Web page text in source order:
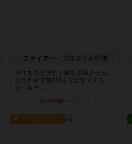
ファイアー・ブルズ / 火牛陣
火牛を引き連れて敵を殲滅させる。
縦か斜めで前2列まで攻撃できる
が、自分...
約14時間前
ルール/インスト